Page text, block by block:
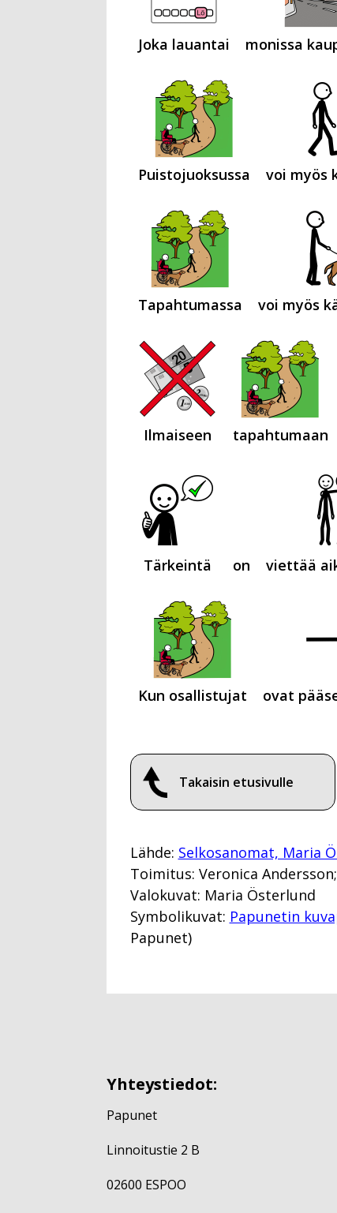
Joka lauantai monissa
Puistojuoksussa voi myös
Tapahtumassa voi myös
Ilmaiseen tapahtumaan
Tärkeintä on viettää
Kun osallistujat ovat
Takaisin etusivulle
Lähde: Selkosanomat, Maria
Toimitus: Veronica
Valokuvat: Maria Österlund
Symbolikuvat: Papunetin
Papunet)
Yhteystiedot:
Papunet
Linnoitustie 2 B
02600 ESPOO